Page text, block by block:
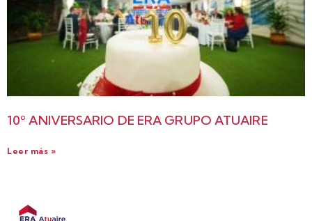
10º ANIVERSARIO DE ERA GRUPO ATUAIRE
Leer más »